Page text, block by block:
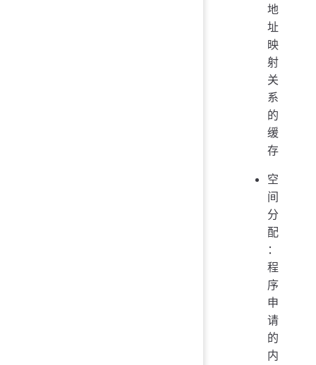
地
址
映
射
关
系
的
缓
存
空
间
分
配
：
程
序
申
请
的
内